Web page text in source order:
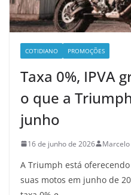
COTIDIANO PROMOÇÕES
Taxa 0%, IPVA
o que a
junho
16 de junho de 2026 Marcelo
A Triumph está
suas motos em junho de